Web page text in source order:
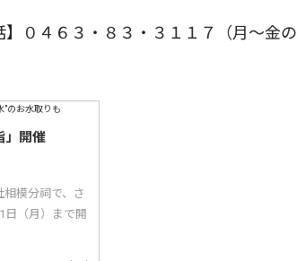
０４６３・８３・３１１７（月〜金の
」開催
相模分祠で、さ
日（月）まで開